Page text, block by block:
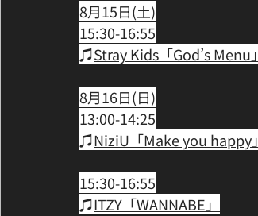
8月15日(土)﻿
15:30-16:55﻿
♫Stray Kids「God’s Menu」﻿
8月16日(日)﻿
13:00-14:25﻿
♫NiziU「Make you happy」﻿
15:30-16:55﻿
♫ITZY「WANNABE」﻿